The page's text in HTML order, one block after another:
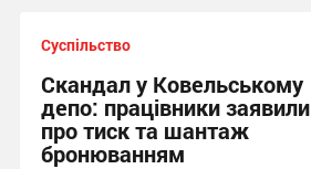
Суспільство
Скандал у Ковельському
депо: працівники заявили
про тиск та шантаж
бронюванням